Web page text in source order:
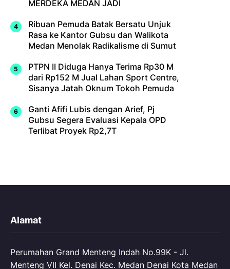
MERDEKA MEDAN JADI
Ribuan Pemuda Batak Bersatu Unjuk
Rasa ke Kantor Gubsu dan Walikota
Medan Menolak Radikalisme di Sumut
PTPN II Diduga Hanya Terima Rp30 M
dari Rp152 M Jual Lahan Sport Centre,
Sisanya Jatah Oknum Tokoh Pemuda
Ganti Afifi Lubis dengan Arief, Pj
Gubsu Segera Evaluasi Kepala OPD
Terlibat Proyek Rp2,7T
Alamat
Perumahan Grand Menteng Indah No.99K - Jl.
Menteng VII Kel. Denai Kec. Medan Denai Kota Medan